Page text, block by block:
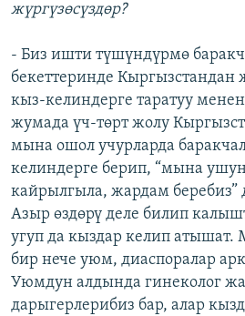
жүргүзөсүздөр?
- Биз ишти түшүндүрмө
бекеттеринде
кыз-келиндерге таратуу
жумада үч-төрт жолу
мына ошол учурларда
келиндерге берип, “мына
кайрылгыла, жардам
Азыр өздөрү деле билип
угуп да кыздар келип
бир нече уюм, диаспоралар
Уюмдун алдында гинеколог
дарыгерлерибиз бар, алар